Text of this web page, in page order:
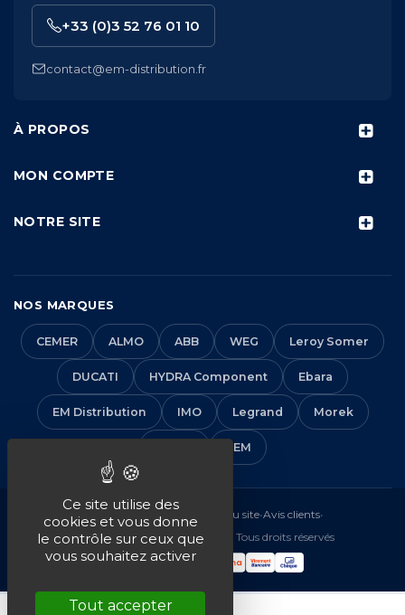
À PROPOS
MON COMPTE
NOTRE SITE
+33 (0)3 52 76 01 10
contact@em-distribution.fr
NOS MARQUES
CEMER ALMO ABB WEG Leroy Somer
DUCATI HYDRA Component Ebara
EM Distribution IMO Legrand Morek
VEM
Mentions légales Plan du site•Avis clients•
© 2016-2026 EM Distribution - Tous droits réservés
Ce site utilise des
cookies et vous donne
le contrôle sur ceux que
vous souhaitez activer
Tout accepter